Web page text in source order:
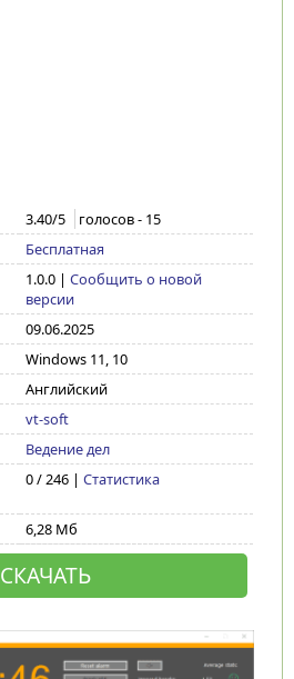
3.40/5 голосов - 15
Бесплатная
1.0.0| Сообщить о новой
версии
09.06.2025
Windows 11, 10
Английский
vt-soft
Ведение дел
0 / 246 | Статистика
6,28 Мб
СКАЧАТЬ